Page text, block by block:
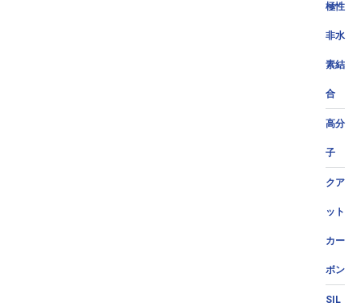
極性
非水
素結
合
高分
子
クア
ット
カー
ボン
SIL